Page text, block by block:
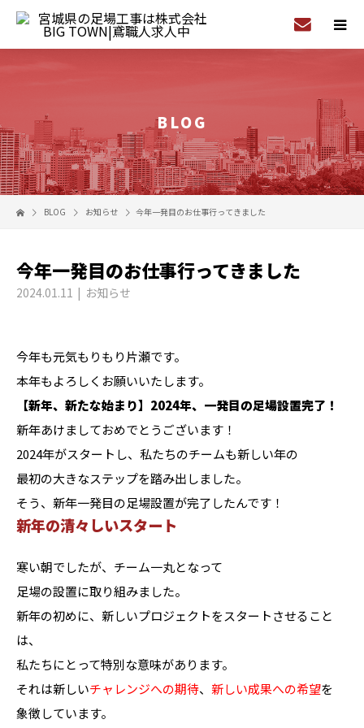
BLOG
BLOG お知らせ 今年一発目のお仕事行ってきました
今年一発目のお仕事行ってきました
2024.01.11 お知らせ
今年も元気もりもり片瀬です。
本年もよろしくお願いいたします。
【新年、新たな始まり】2024年、一発目の足場設置完了！
新年あけましておめでとうございます！
2024年がスタートし、私たちのチームも新しい年の
最初の大きなステップを踏み出しました。
そう、新年一発目の足場設置が完了したんです！
新年の清々しいスタート
寒い朝でしたが、チーム一丸となって
足場の設置に取り組みました。
新年の初めに、新しいプロジェクトをスタートさせること
は、
私たちにとって特別な意味があります。
それは新しいチャレンジへの期待、 新しい成果への希望を
象徴しています。